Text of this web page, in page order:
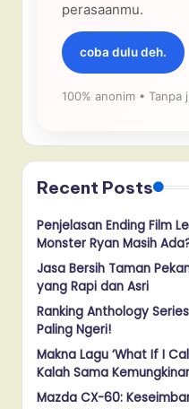
perasaanmu.
coba dulu deh.
100% anonim • Tanpa
Recent Posts
Penjelasan Ending Film
Monster Ryan Masih
Jasa Bersih Taman
yang Rapi dan Asri
Ranking Anthology
Paling Ngeri!
Makna Lagu ‘What If I
Kalah Sama
Mazda CX-60: